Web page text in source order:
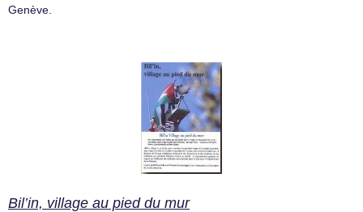
Genève.
Bil’in, village au pied du mur